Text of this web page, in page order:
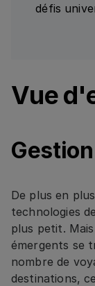
défis
Vue
De plus en
technologies
plus petit.
émergents se
nombre de
destinations,